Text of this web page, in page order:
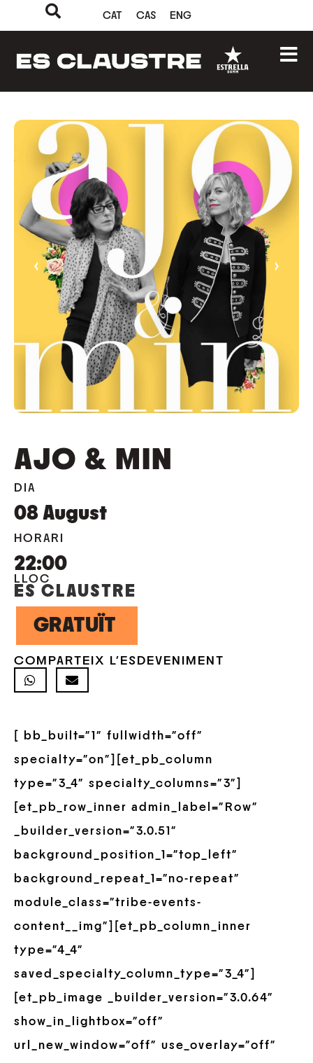
CAT CAS ENG
‹ ›
AJO & MIN
DIA
08 August
HORARI
22:00
LLOC
ES CLAUSTRE
GRATUÏT
COMPARTEIX L'ESDEVENIMENT
[ bb_built=”1″ fullwidth=”off”
specialty=”on”][et_pb_column
type=”3_4″ specialty_columns=”3″]
[et_pb_row_inner admin_label=”Row”
_builder_version=”3.0.51″
background_position_1=”top_left”
background_repeat_1=”no-repeat”
module_class=”tribe-events-
content__img”][et_pb_column_inner
type=”4_4″
saved_specialty_column_type=”3_4″]
[et_pb_image _builder_version=”3.0.64″
show_in_lightbox=”off”
url_new_window=”off” use_overlay=”off”